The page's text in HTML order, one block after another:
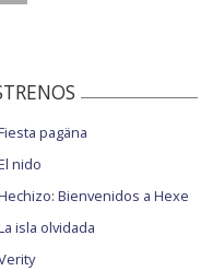
pagäna
nido
Bienvenidos a Hexe
isla olvidada